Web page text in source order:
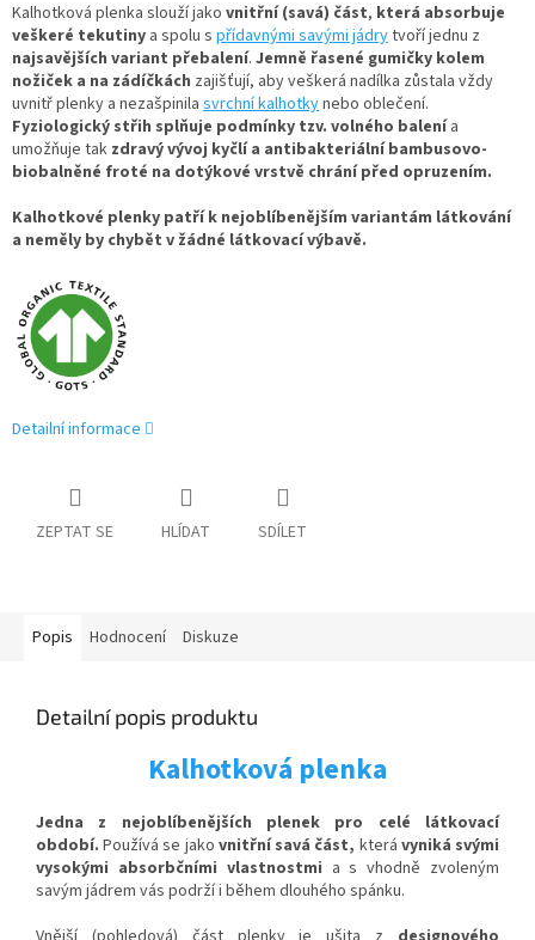
Kalhotková plenka slouží jako vnitřní (savá) část, která absorbuje
veškeré tekutiny a spolu s přídavnými savými jádrytvoří jednu z
najsavějších variant přebalení. Jemně řasené gumičky kolem
nožiček a na zádíčkách zajišťují, aby veškerá nadílka zůstala vždy
uvnitř plenky a nezašpinila svrchní kalhotkynebo oblečení.
Fyziologický střih splňuje podmínky tzv. volného balenía
umožňuje tak zdravý vývoj kyčlí a antibakteriální bambusovo-
biobalněné froté na dotýkové vrstvě chrání před opruzením.
Kalhotkové plenky patří k nejoblíbenějším variantám látkování
a neměly by chybět v žádné látkovací výbavě.
Detailní informace
ZEPTAT SE HLÍDAT SDÍLET
Popis Hodnocení Diskuze
Detailní popis produktu
Kalhotková plenka
Jedna z nejoblíbenějších plenek pro celé látkovací
období.Používá se jako vnitřní savá část, která vyniká svými
vysokými absorbčními vlastnostmi a s vhodně zvoleným
savým jádrem vás podrží i během dlouhého spánku.